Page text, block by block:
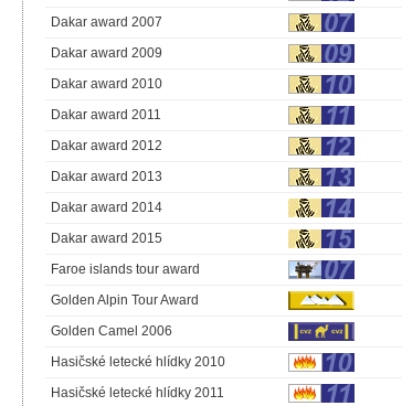
Dakar award 2007
Dakar award 2009
Dakar award 2010
Dakar award 2011
Dakar award 2012
Dakar award 2013
Dakar award 2014
Dakar award 2015
Faroe islands tour award
Golden Alpin Tour Award
Golden Camel 2006
Hasičské letecké hlídky 2010
Hasičské letecké hlídky 2011